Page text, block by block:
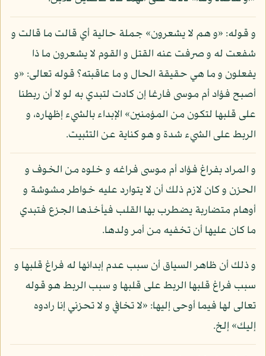
و قوله: «و هم لا يشعرون» جملة حالية أي قالت ما قالت و
شفعت له و صرفت عنه القتل و القوم لا يشعرون ما ذا
يفعلون و ما هي حقيقة الحال و ما عاقبته؟ قوله تعالى: «و
أصبح فؤاد أم موسى فارغا إن كادت لتبدي به لو لا أن ربطنا
على قلبها لتكون من المؤمنين» الإبداء بالشيء إظهاره، و
الربط على الشيء شدة و هو كناية عن التثبيت.
و المراد بفراغ فؤاد أم موسى فراغه و خلوه من الخوف و
الحزن و كان لازم ذلك أن لا يتوارد عليه خواطر مشوشة و
أوهام متضاربة يضطرب بها القلب فيأخذها الجزع فتبدي
ما كان عليها أن تخفيه من أمر ولدها.
و ذلك أن ظاهر السياق أن سبب عدم إبدائها له فراغ قلبها و
سبب فراغ قلبها الربط على قلبها و سبب الربط هو قوله
تعالى لها فيما أوحى إليها: «لا تخافي و لا تحزني إنا رادوه
إليك» إلخ.